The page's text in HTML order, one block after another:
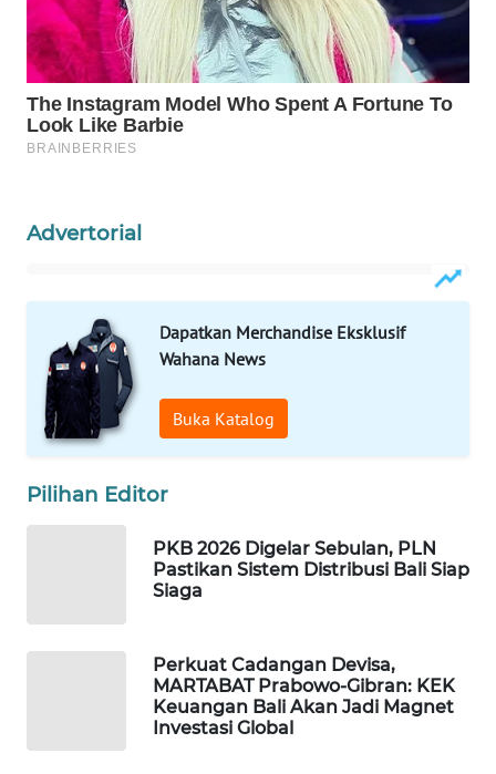
Advertorial
Dapatkan Merchandise Eksklusif
Wahana News
Buka Katalog
Pilihan Editor
PKB 2026 Digelar Sebulan, PLN
Pastikan Sistem Distribusi Bali Siap
Siaga
Perkuat Cadangan Devisa,
MARTABAT Prabowo-Gibran: KEK
Keuangan Bali Akan Jadi Magnet
Investasi Global
SELEB
WAHANA
PERSONA
WAHANA
WAHANA
DESA
WISATA
LAPAK
WAHANA
Network
WALINKI